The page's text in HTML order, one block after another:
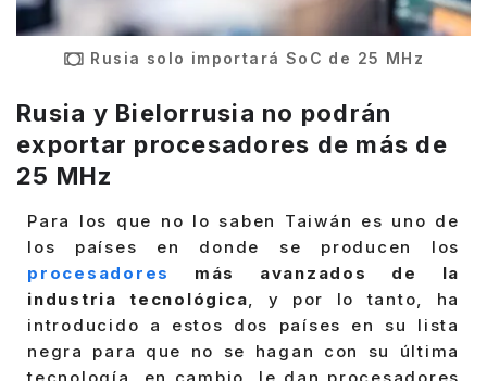
Rusia solo importará SoC de 25 MHz
Rusia y Bielorrusia no podrán
exportar procesadores de más de
25 MHz
Para los que no lo saben Taiwán es uno de
los países en donde se producen los
procesadores
más avanzados de la
industria tecnológica, y por lo tanto, ha
introducido a estos dos países en su lista
negra para que no se hagan con su última